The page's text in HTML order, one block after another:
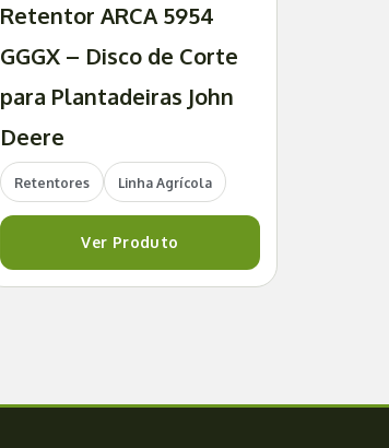
Retentor ARCA 5954
GGGX – Disco de Corte
para Plantadeiras John
Deere
Retentores Linha Agrícola
Ver Produto